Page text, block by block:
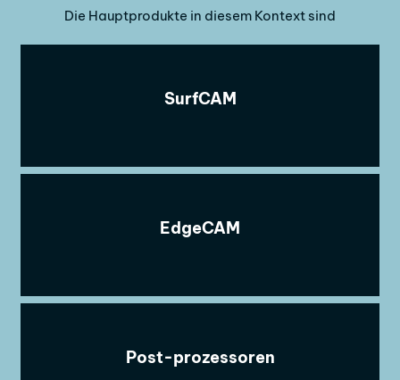
Die Hauptprodukte in diesem Kontext sind
SurfCAM
EdgeCAM
Post-prozessoren